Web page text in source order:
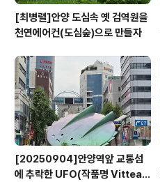
[최병렬]안양 도심속 옛 검역원을
천연에어컨(도심숲)으로 만들자
[20250904]안양역앞 교통섬
에 추락한 UFO(작품명 Vitteau